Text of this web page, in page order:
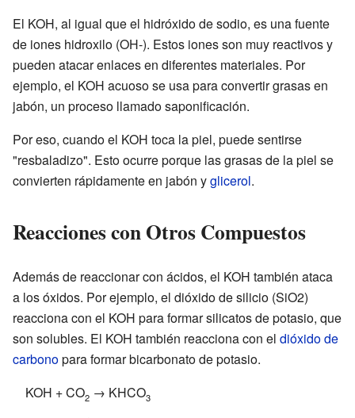
El KOH, al igual que el hidróxido de sodio, es una fuente
de iones hidroxilo (OH-). Estos iones son muy reactivos y
pueden atacar enlaces en diferentes materiales. Por
ejemplo, el KOH acuoso se usa para convertir grasas en
jabón, un proceso llamado saponificación.
Por eso, cuando el KOH toca la piel, puede sentirse
"resbaladizo". Esto ocurre porque las grasas de la piel se
convierten rápidamente en jabón yglicerol.
Reacciones con Otros Compuestos
Además de reaccionar con ácidos, el KOH también ataca
a los óxidos. Por ejemplo, el dióxido de silicio (SiO2)
reacciona con el KOH para formar silicatos de potasio, que
son solubles. El KOH también reacciona con el dióxido de
carbonopara formar bicarbonato de potasio.
KOH + CO2 → KHCO3